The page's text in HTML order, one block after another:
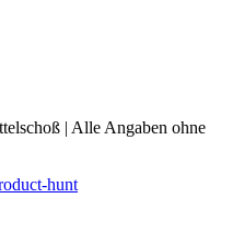
| Alle Angaben ohne
hunt